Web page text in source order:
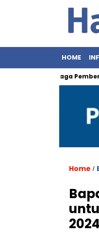
HOME
Ini Olahraga Pembentuk
Home /
2024